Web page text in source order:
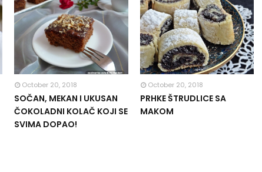
October 20, 2018
SOČAN, MEKAN I UKUSAN
ČOKOLADNI KOLAČ KOJI SE
SVIMA DOPAO!
October 20, 2018
PRHKE ŠTRUDLICE SA
MAKOM